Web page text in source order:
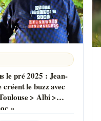
le pré 2025 : Jean-
créent le buzz avec
> Albi >
»